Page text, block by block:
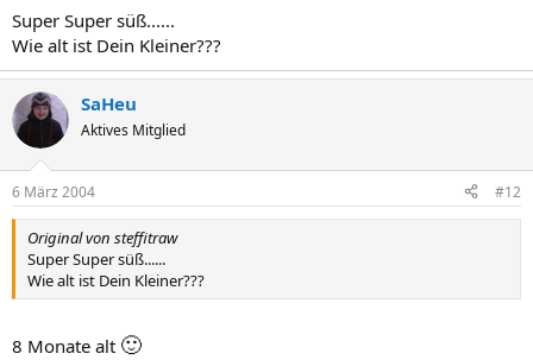
Super Super süß......
Wie alt ist Dein Kleiner???
SaHeu
Aktives Mitglied
6 März 2004 #12
Original von steffitraw
Super Super süß......
Wie alt ist Dein Kleiner???
8 Monate alt 🙂